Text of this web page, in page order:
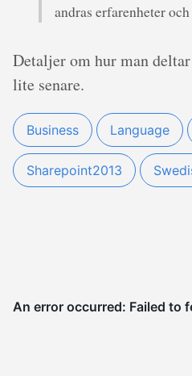
andras erfarenheter
Detaljer om hur man
lite senare.
Business Language
Sharepoint2013